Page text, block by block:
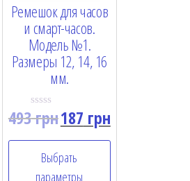
Ремешок для часов
и смарт-часов.
Модель №1.
Размеры 12, 14, 16
мм.
R
a
493грн187 грн
Выбрать
параметры